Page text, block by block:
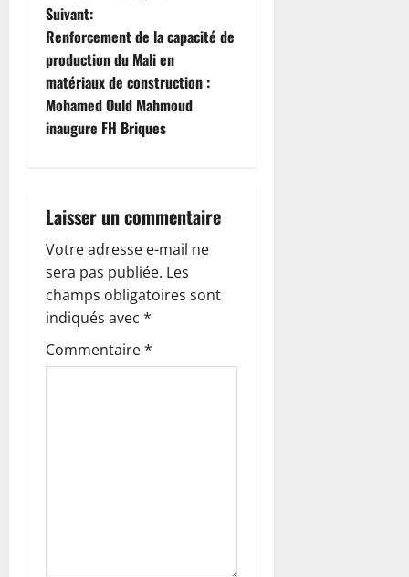
i
g
a
t
o
n
d
’
a
Suivant:
Renforcement de la capacité de
production du Mali en
matériaux de construction :
Mohamed Ould Mahmoud
inaugure FH Briques
Laisser un commentaire
Votre adresse e-mail ne
sera pas publiée. Les
champs obligatoires sont
indiqués avec *
Commentaire*